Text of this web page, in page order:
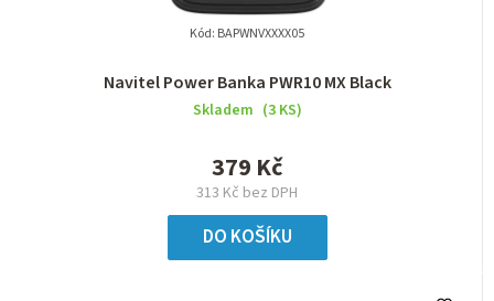
Navitel Power Banka PWR10 MX Black
Skladem (3 KS)
313 Kč bez DPH
379 Kč
DO KOŠÍKU
Kód: BAPWNVXXXX05